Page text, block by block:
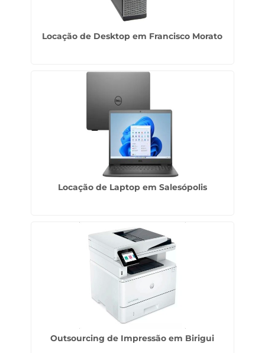
Locação de Desktop em Francisco Morato
Locação de Laptop em Salesópolis
Outsourcing de Impressão em Birigui